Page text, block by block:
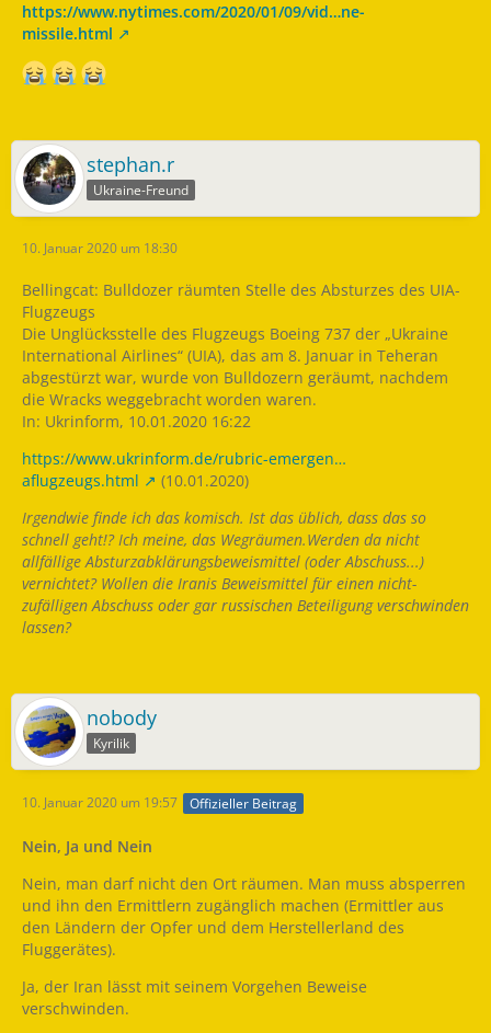
https://www.nytimes.com/2020/01/09/vid…ne-
missile.html
stephan.r
Ukraine-Freund
10. Januar 2020 um 18:30
Bellingcat: Bulldozer räumten Stelle des Absturzes des UIA-
Flugzeugs
Die Unglücksstelle des Flugzeugs Boeing 737 der „Ukraine
International Airlines“ (UIA), das am 8. Januar in Teheran
abgestürzt war, wurde von Bulldozern geräumt, nachdem
die Wracks weggebracht worden waren.
In: Ukrinform, 10.01.2020 16:22
https://www.ukrinform.de/rubric-emergen…
aflugzeugs.html
(10.01.2020)
Irgendwie finde ich das komisch. Ist das üblich, dass das so
schnell geht!? Ich meine, das Wegräumen.Werden da nicht
allfällige Absturzabklärungsbeweismittel (oder Abschuss...)
vernichtet? Wollen die Iranis Beweismittel für einen nicht-
zufälligen Abschuss oder gar russischen Beteiligung verschwinden
lassen?
nobody
Kyrilik
10. Januar 2020 um 19:57 Offizieller Beitrag
Nein, Ja und Nein
Nein, man darf nicht den Ort räumen. Man muss absperren
und ihn den Ermittlern zugänglich machen (Ermittler aus
den Ländern der Opfer und dem Herstellerland des
Fluggerätes).
Ja, der Iran lässt mit seinem Vorgehen Beweise
verschwinden.